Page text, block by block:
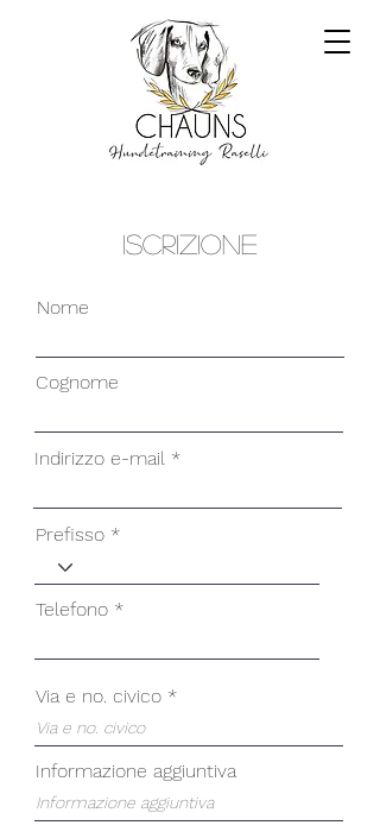
Iscrizione
Nome
Cognome
Indirizzo e-mail
Prefisso
Telefono
Via e no. civico
Informazione aggiuntiva